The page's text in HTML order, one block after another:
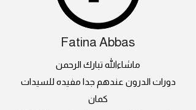
Fatina Abbas
ماشاءالله تبارك الرحمن
دورات الدرون عندهم جدا مفيده للسيدات
كمان